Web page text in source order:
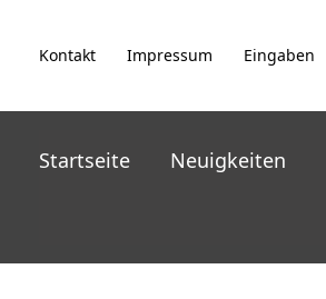
InhaltKontakt Impressum Eingaben
Startseite Neuigkeiten